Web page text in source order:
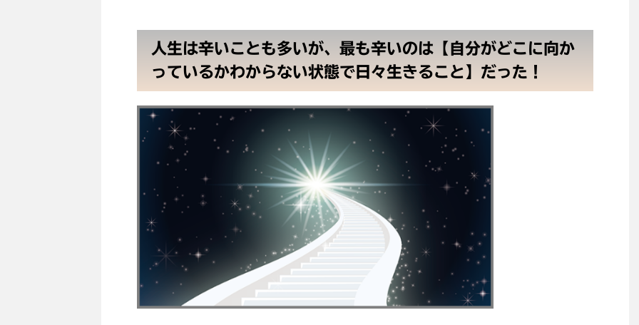
人生は辛いことも多いが、最も辛いのは【自分がどこに向か
っているかわからない状態で日々生きること】だった！